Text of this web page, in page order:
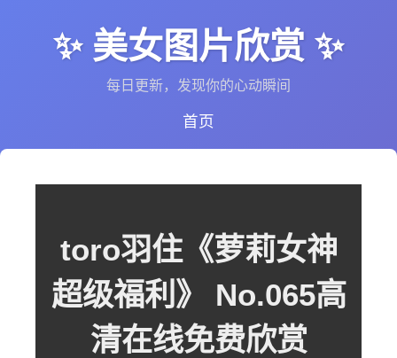
✨ 美女图片欣赏 ✨
每日更新，发现你的心动瞬间
首页
toro羽住《萝莉女神
超级福利》 No.065高
清在线免费欣赏